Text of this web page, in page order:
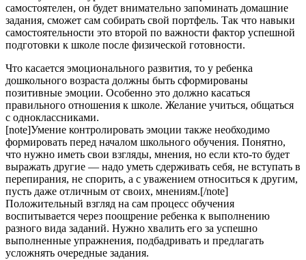
самостоятелен, он будет внимательно запоминать домашние
задания, сможет сам собирать свой портфель. Так что навыки
самостоятельности это второй по важности фактор успешной
подготовки к школе после физической готовности.
Что касается эмоционального развития, то у ребенка
дошкольного возраста должны быть сформированы
позитивные эмоции. Особенно это должно касаться
правильного отношения к школе. Желание учиться, общаться
с одноклассниками.
[note]Умение контролировать эмоции также необходимо
формировать перед началом школьного обучения. Понятно,
что нужно иметь свои взгляды, мнения, но если кто-то будет
выражать другие — надо уметь сдерживать себя, не вступать в
перепирания, не спорить, а с уважением относиться к другим,
пусть даже отличным от своих, мнениям.[/note]
Положительный взгляд на сам процесс обучения
воспитывается через поощрение ребенка к выполнению
разного вида заданий. Нужно хвалить его за успешно
выполненные упражнения, подбадривать и предлагать
усложнять очередные задания.